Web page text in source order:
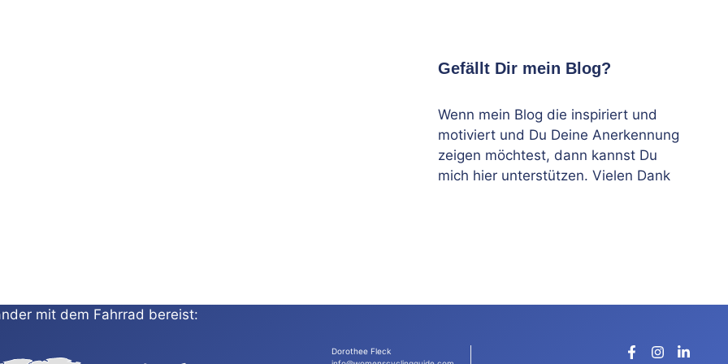
Gefällt Dir mein Blog?
Wenn mein Blog die inspiriert und
motiviert und Du Deine Anerkennung
zeigen möchtest, dann kannst Du
mich hier unterstützen. Vielen Dank
mit dem Fahrrad bereist:
Dorothee Fleck